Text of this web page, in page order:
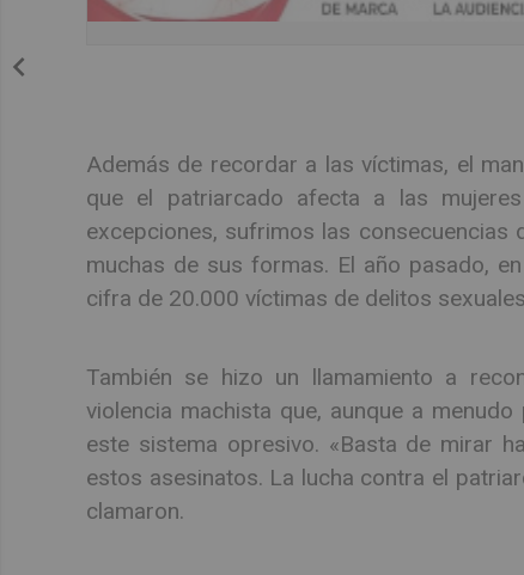
Además de recordar a las víctimas, el
que el patriarcado afecta a las
excepciones, sufrimos las
muchas de sus formas. El año pasado,
cifra de 20.000 víctimas de delitos
También se hizo un llamamiento a
violencia machista que, aunque a
este sistema opresivo. «Basta de mirar
estos asesinatos. La lucha contra el
clamaron.